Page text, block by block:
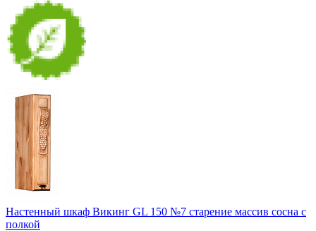
Настенный шкаф Викинг GL 150 №7 старение массив сосна с
полкой